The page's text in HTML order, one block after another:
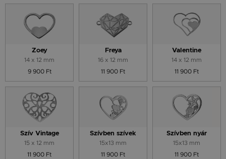
Zoey
14 x 12 mm
9 900 Ft
Freya
16 x 12 mm
11 900 Ft
Valentine
14 x 12 mm
11 900 Ft
Szív Vintage
15 x 12 mm
11 900 Ft
Szívben szívek
15x13 mm
11 900 Ft
Szívben nyár
15x13 mm
11 900 Ft